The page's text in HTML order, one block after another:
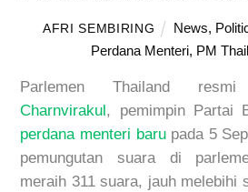
AFRI SEMBIRING News,
Perdana Menteri, PM
Parlemen Thailand
Charnvirakul, pemimpin Partai
perdana menteri barupada 5
pemungutan suara di
meraih 311 suara, jauh melebihi